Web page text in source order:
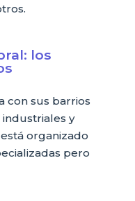
los
con sus barrios
industriales y
organizado
pero